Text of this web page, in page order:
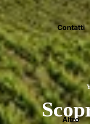
Contatti
Altro